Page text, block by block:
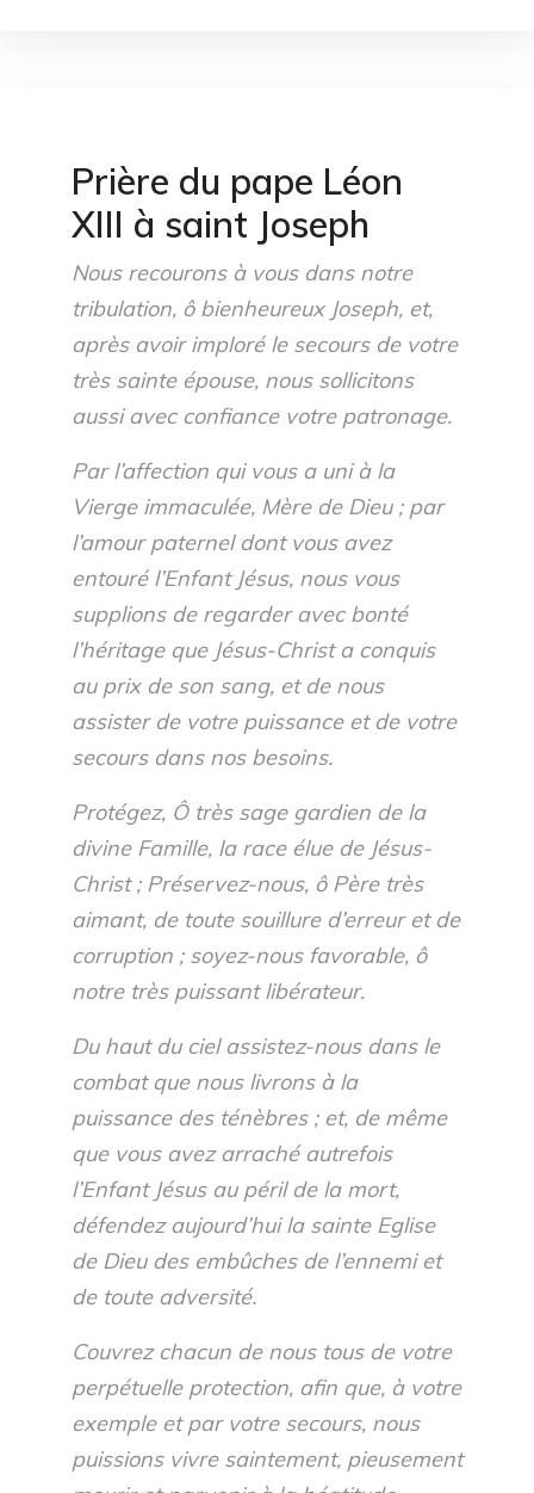
Prière du pape Léon
XIII à saint Joseph
Nous recourons à vous dans notre
tribulation, ô bienheureux Joseph, et,
après avoir imploré le secours de votre
très sainte épouse, nous sollicitons
aussi avec confiance votre patronage.
Par l’affection qui vous a uni à la
Vierge immaculée, Mère de Dieu ; par
l’amour paternel dont vous avez
entouré l’Enfant Jésus, nous vous
supplions de regarder avec bonté
l’héritage que Jésus-Christ a conquis
au prix de son sang, et de nous
assister de votre puissance et de votre
secours dans nos besoins.
Protégez, Ô très sage gardien de la
divine Famille, la race élue de Jésus-
Christ ; Préservez-nous, ô Père très
aimant, de toute souillure d’erreur et de
corruption ; soyez-nous favorable, ô
notre très puissant libérateur.
Du haut du ciel assistez-nous dans le
combat que nous livrons à la
puissance des ténèbres ; et, de même
que vous avez arraché autrefois
l’Enfant Jésus au péril de la mort,
défendez aujourd’hui la sainte Eglise
de Dieu des embûches de l’ennemi et
de toute adversité.
Couvrez chacun de nous tous de votre
perpétuelle protection, afin que, à votre
exemple et par votre secours, nous
puissions vivre saintement, pieusement